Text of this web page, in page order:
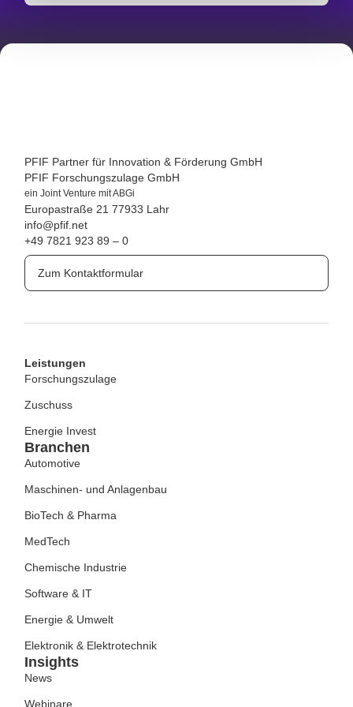
PFIF Partner für Innovation & Förderung GmbH
PFIF Forschungszulage GmbH
ein Joint Venture mit ABGi
Europastraße 2177933 Lahr
info@pfif.net
+49 7821 923 89 – 0
Zum Kontaktformular
Leistungen
Forschungszulage
Zuschuss
Energie Invest
Branchen
Automotive
Maschinen- und Anlagenbau
BioTech & Pharma
MedTech
Chemische Industrie
Software & IT
Energie & Umwelt
Elektronik & Elektrotechnik
Insights
News
Webinare